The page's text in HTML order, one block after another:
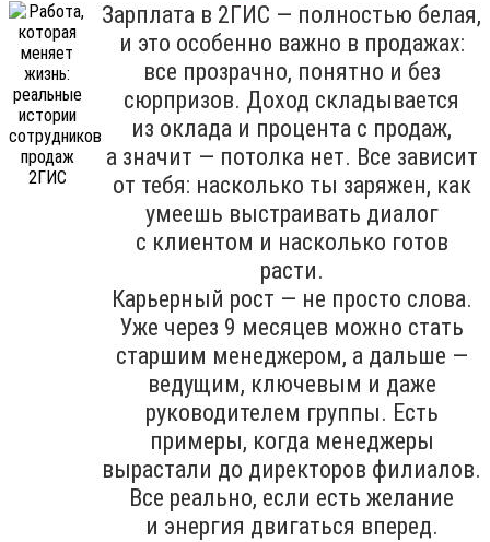
Зарплата в 2ГИС — полностью белая,
и это особенно важно в продажах:
все прозрачно, понятно и без
сюрпризов. Доход складывается
из оклада и процента с продаж,
а значит — потолка нет. Все зависит
от тебя: насколько ты заряжен, как
умеешь выстраивать диалог
с клиентом и насколько готов
расти.
Карьерный рост — не просто слова.
Уже через 9 месяцев можно стать
старшим менеджером, а дальше —
ведущим, ключевым и даже
руководителем группы. Есть
примеры, когда менеджеры
вырастали до директоров филиалов.
Все реально, если есть желание
и энергия двигаться вперед.